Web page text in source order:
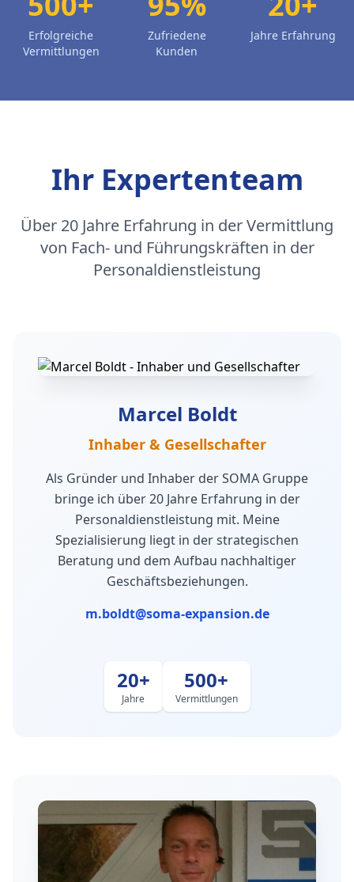
Erfolgreiche
Vermittlungen
Zufriedene
Kunden
Jahre Erfahrung
Ihr Expertenteam
Über 20 Jahre Erfahrung in der Vermittlung
von Fach- und Führungskräften in der
Personaldienstleistung
Marcel Boldt
Inhaber & Gesellschafter
Als Gründer und Inhaber der SOMA Gruppe
bringe ich über 20 Jahre Erfahrung in der
Personaldienstleistung mit. Meine
Spezialisierung liegt in der strategischen
Beratung und dem Aufbau nachhaltiger
Geschäftsbeziehungen.
m.boldt@soma-expansion.de
20+
Jahre
500+
Vermittlungen